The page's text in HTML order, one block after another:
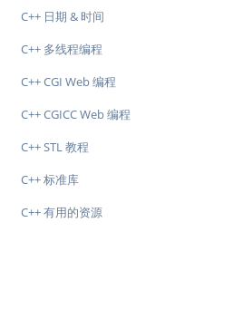
C++ 日期 & 时间
C++ 多线程编程
C++ CGI Web 编程
C++ CGICC Web 编程
C++ STL 教程
C++ 标准库
C++ 有用的资源